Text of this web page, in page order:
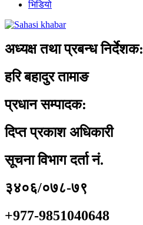
भिडियो
अध्यक्ष तथा प्रबन्ध निर्देशक:
हरि बहादुर तामाङ
प्रधान सम्पादक:
दिप्त प्रकाश अधिकारी
सूचना विभाग दर्ता नं.
३४०६/०७८-७९
+977-9851040648